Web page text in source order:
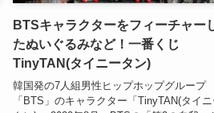
BTSキャラクターをフィーチャー
たぬいぐるみなど！一番くじ
TinyTAN(タイニータン)
韓国発の7人組男性ヒップホップグループ
「BTS」のキャラクター「TinyTAN(タイニ